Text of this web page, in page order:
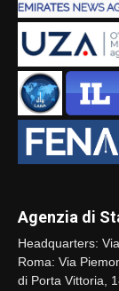
Agenzia di
Headquarters:
Roma: Via
di Porta Vittoria,